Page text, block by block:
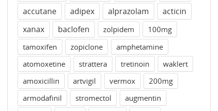
accutane
adipex alprazolam
acticin
xanax
baclofen zolpidem
100mg
tamoxifen
zopiclone
amphetamine
atomoxetine
strattera tretinoin
waklert
amoxicillin
artvigil vermox
200mg
armodafinil
stromectol
augmentin